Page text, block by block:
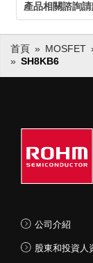
產品相關諮詢
首頁 MOSFET
SH8KB6
公司介紹
股東和投資人